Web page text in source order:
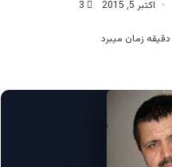
اکتبر 5, 2015 3